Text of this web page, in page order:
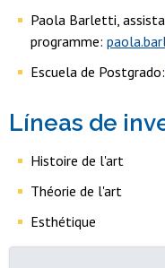
Paola Barletti,
programme:
Escuela de Postgrado:
Líneas de
Histoire de l'art
Théorie de l'art
Esthétique